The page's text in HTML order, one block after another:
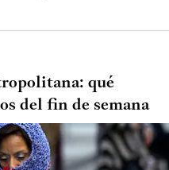
qué
del fin de semana